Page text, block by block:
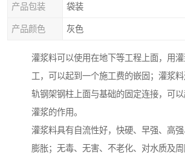
产品包装 袋装
产品颜色 灰色
灌浆料可以使用在地下等工程上面，用
工，可以起到一个施工费的嵌固；灌浆
轨钢架钢柱上面与基础的固定连接，可
灌浆的作用。
灌浆料具有自流性好，快硬、早强、高
膨胀；无毒、无害、不老化、对水质及